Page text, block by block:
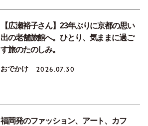
【広瀬裕子さん】23年ぶりに京都の思い
出の老舗旅館へ。ひとり、気ままに過ご
す旅のたのしみ。
おでかけ 2026.07.30
福岡発のファッション、アート、カフ